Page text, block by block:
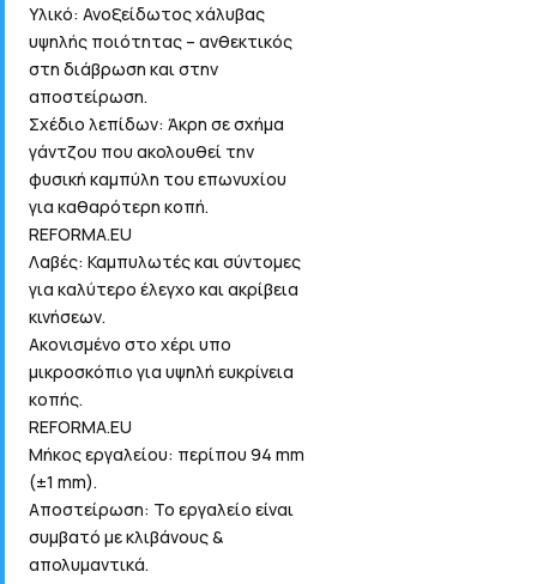
Υλικό: Ανοξείδωτος χάλυβας
υψηλής ποιότητας – ανθεκτικός
στη διάβρωση και στην
αποστείρωση.
Σχέδιο λεπίδων: Άκρη σε σχήμα
γάντζου που ακολουθεί την
φυσική καμπύλη του επωνυχίου
για καθαρότερη κοπή.
REFORMA.EU
Λαβές: Καμπυλωτές και σύντομες
για καλύτερο έλεγχο και ακρίβεια
κινήσεων.
Ακονισμένο στο χέρι υπο
μικροσκόπιο για υψηλή ευκρίνεια
κοπής.
REFORMA.EU
Μήκος εργαλείου: περίπου 94 mm
(±1 mm).
Αποστείρωση: Το εργαλείο είναι
συμβατό με κλιβάνους &
απολυμαντικά.